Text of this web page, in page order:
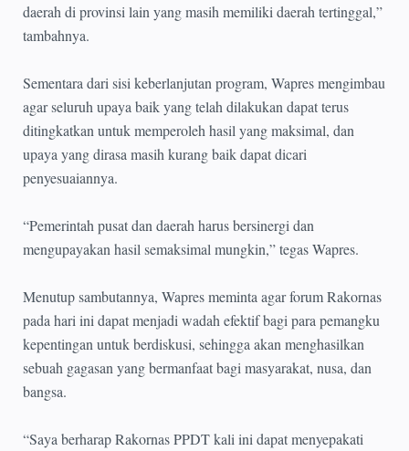
daerah di provinsi lain yang masih memiliki daerah tertinggal,”
tambahnya.
Sementara dari sisi keberlanjutan program, Wapres mengimbau
agar seluruh upaya baik yang telah dilakukan dapat terus
ditingkatkan untuk memperoleh hasil yang maksimal, dan
upaya yang dirasa masih kurang baik dapat dicari
penyesuaiannya.
“Pemerintah pusat dan daerah harus bersinergi dan
mengupayakan hasil semaksimal mungkin,” tegas Wapres.
Menutup sambutannya, Wapres meminta agar forum Rakornas
pada hari ini dapat menjadi wadah efektif bagi para pemangku
kepentingan untuk berdiskusi, sehingga akan menghasilkan
sebuah gagasan yang bermanfaat bagi masyarakat, nusa, dan
bangsa.
“Saya berharap Rakornas PPDT kali ini dapat menyepakati